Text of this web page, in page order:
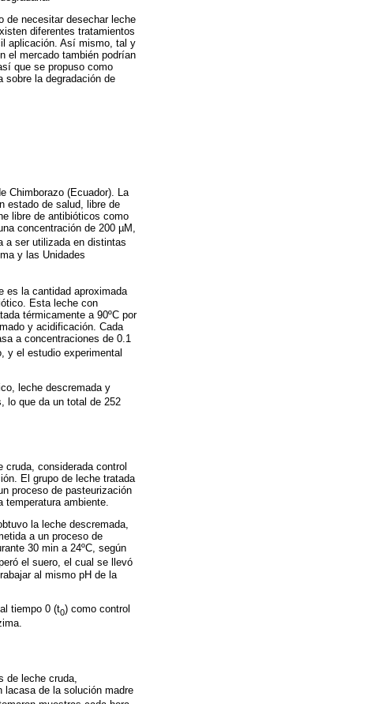
de necesitar desechar leche
diferentes tratamientos
aplicación. Así mismo, tal y
el mercado también podrían
que se propuso como
sobre la degradación de
Chimborazo (Ecuador). La
estado de salud, libre de
libre de antibióticos como
concentración de 200 µM,
a ser utilizada en distintas
y las Unidades
es la cantidad aproximada
Esta leche con
térmicamente a 90ºC por
y acidificación. Cada
a concentraciones de 0.1
y el estudio experimental
leche descremada y
lo que da un total de 252
considerada control
El grupo de leche tratada
proceso de pasteurización
temperatura ambiente.
la leche descremada,
a un proceso de
30 min a 24ºC, según
el suero, el cual se llevó
al mismo pH de la
tiempo 0 (t0) como control
de leche cruda,
lacasa de la solución madre